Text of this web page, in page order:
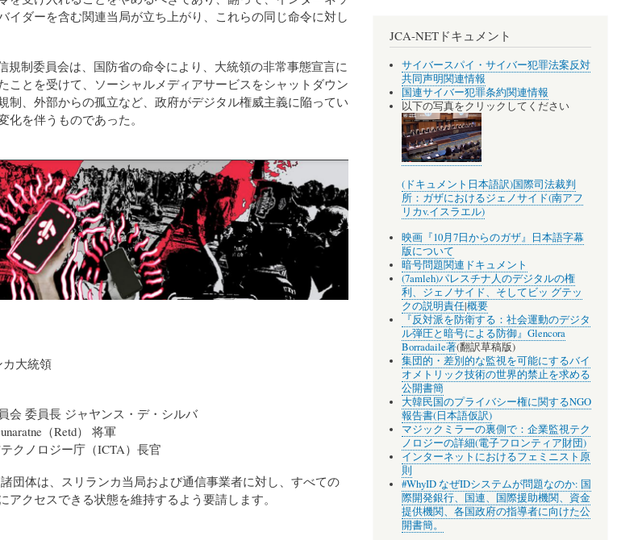
イダーを含む関連当局が立ち上がり、これらの同じ命令に対し
規制委員会は、国防省の命令により、大統領の非常事態宣言に
ことを受けて、ソーシャルメディアサービスをシャットダウン
制、外部からの孤立など、政府がデジタル権威主義に陥ってい
化を伴うものであった。
カ大統領
会 委員長 ジャヤンス・デ・シルバ
（Retd） 将軍
テクノロジー庁（ICTA）長官
団体は、スリランカ当局および通信事業者に対し、すべての
アクセスできる状態を維持するよう要請します。
JCA-NETドキュメント
サイバースパイ・サイバー犯罪法案反対
共同声明関連情報
国連サイバー犯罪条約関連情報
以下の写真をクリックしてください
(ドキュメント日本語訳)国際司法裁判
所：ガザにおけるジェノサイド(南アフ
リカv.イスラエル)
映画『10月7日からのガザ』日本語字幕
版について
暗号問題関連ドキュメント
(7amleh)パレスチナ人のデジタルの権
利、ジェノサイド、そしてビッ グテッ
クの説明責任|概要
『反対派を防衛する：社会運動のデジタ
ル弾圧と暗号による防御』Glencora
Borradaile著(翻訳草稿版)
集団的・差別的な監視を可能にするバイ
オメトリック技術の世界的禁止を求める
公開書簡
大韓民国のプライバシー権に関するNGO
報告書(日本語仮訳)
マジックミラーの裏側で：企業監視テク
ノロジーの詳細(電子フロンティア財団)
インターネットにおけるフェミニスト原
則
#WhyID なぜIDシステムが問題なのか: 国
際開発銀行、国連、国際援助機関、資金
提供機関、各国政府の指導者に向けた公
開書簡。